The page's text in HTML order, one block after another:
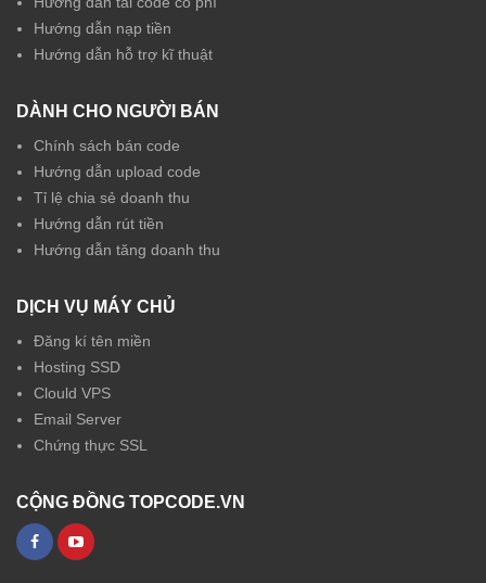
Hướng dẫn nạp tiền
Hướng dẫn hỗ trợ kĩ thuật
DÀNH CHO NGƯỜI BÁN
Chính sách bán code
Hướng dẫn upload code
Tỉ lệ chia sẻ doanh thu
Hướng dẫn rút tiền
Hướng dẫn tăng doanh thu
DỊCH VỤ MÁY CHỦ
Đăng kí tên miền
Hosting SSD
Clould VPS
Email Server
Chứng thực SSL
CỘNG ĐỒNG TOPCODE.VN